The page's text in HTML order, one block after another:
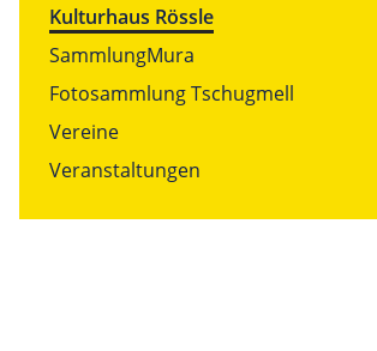
Kulturhaus Rössle
SammlungMura
Fotosammlung Tschugmell
Vereine
Veranstaltungen